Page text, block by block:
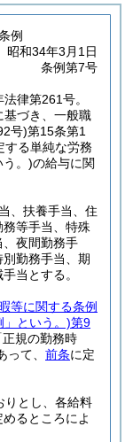
例
昭和34年3月1日
条例第7号
律第261号。
基づき、一般職
号)第15条第1
する単純な労務
う。)の給与に関
、扶養手当、住
等手当、特殊
夜間勤務手
勤務手当、期
当とする。
等に関する条例
」という。)第9
規の勤務時
て、 前条に定
りとし、各給料
るところによ